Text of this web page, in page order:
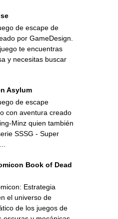
de escape de
por GameDesign.
te encuentras
y necesitas buscar
Asylum
de escape
con aventura creado
Minz quien también
SSSG - Super
Book of Dead
Estrategia
el universo de
de los juegos de